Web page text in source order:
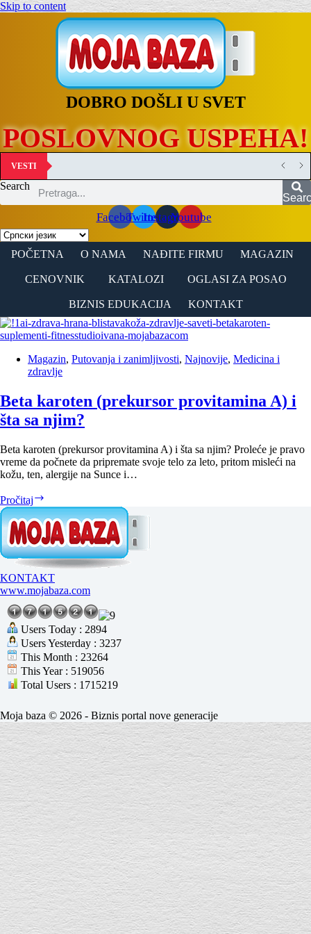
Skip to content
DOBRO DOŠLI U SVET
POSLOVNOG USPEHA!
VESTI
Search
FacebookTwitterInstagramYoutube
POČETNA O NAMA NAĐITE FIRMU MAGAZIN
CENOVNIK KATALOZI OGLASI ZA POSAO
BIZNIS EDUKACIJA KONTAKT
Magazin, Putovanja i zanimljivosti, Najnovije, Medicina i
zdravlje
Beta karoten (prekursor provitamina A) i
šta sa njim?
Beta karoten (prekursor provitamina A) i šta sa njim? Proleće je pravo
vreme da počnete da pripremate svoje telo za leto, pritom misleći na
kožu, ten, alergije na Sunce i…
Pročitaj
karoten
(prekursor
provitamina
A)
i
šta
sa
njim?
KONTAKT
www.mojabaza.com
Users Today : 2894
Users Yesterday : 3237
This Month : 23264
This Year : 519056
Total Users : 1715219
Moja baza © 2026 - Biznis portal nove generacije